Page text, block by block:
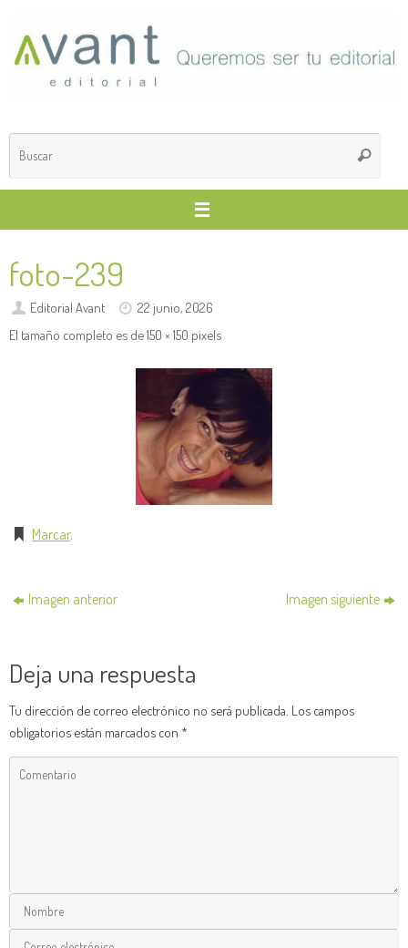
contenido
Buscar
foto-239
Editorial Avant
22 junio, 2026
El tamaño completo es de150 × 150 pixels
Marcar.
Imagen anterior Imagen siguiente
Deja una respuesta
Tu dirección de correo electrónico no será publicada. Los campos
obligatorios están marcados con *